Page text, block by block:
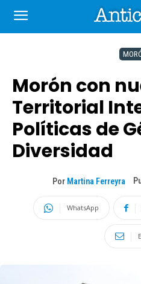
Morón con
Territorial
Políticas de
Diversidad
Por Martina Ferreyra
WhatsApp